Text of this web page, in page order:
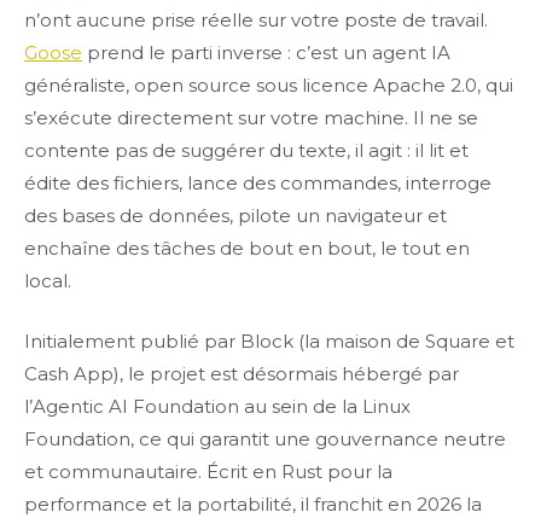
n’ont aucune prise réelle sur votre poste de travail.
Goose prend le parti inverse : c’est un agent IA
généraliste, open source sous licence Apache 2.0, qui
s’exécute directement sur votre machine. Il ne se
contente pas de suggérer du texte, il agit : il lit et
édite des fichiers, lance des commandes, interroge
des bases de données, pilote un navigateur et
enchaîne des tâches de bout en bout, le tout en
local.
Initialement publié par Block (la maison de Square et
Cash App), le projet est désormais hébergé par
l’Agentic AI Foundation au sein de la Linux
Foundation, ce qui garantit une gouvernance neutre
et communautaire. Écrit en Rust pour la
performance et la portabilité, il franchit en 2026 la